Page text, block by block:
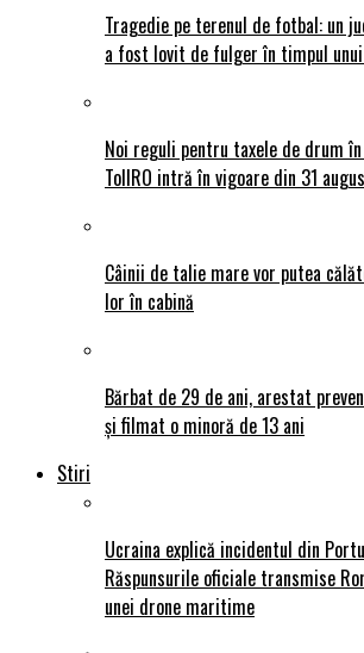
Tragedie pe terenul de fotbal: un
a fost lovit de fulger în timpul
Noi reguli pentru taxele de drum
TollRO intră în vigoare din 31
Câinii de talie mare vor putea
lor în cabină
Bărbat de 29 de ani, arestat
și filmat o minoră de 13 ani
Stiri
Ucraina explică incidentul din
Răspunsurile oficiale transmise
unei drone maritime